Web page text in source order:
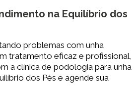
na Equilíbrio dos
problemas com unha
tratamento eficaz e profissional,
a clínica de podologia para unha
dos Pés e agende sua